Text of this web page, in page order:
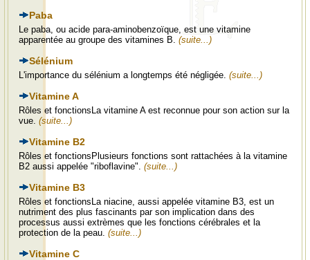
Paba
Le paba, ou acide para-aminobenzoïque, est une vitamine
apparentée au groupe des vitamines B. (suite...)
Sélénium
L'importance du sélénium a longtemps été négligée. (suite...)
Vitamine A
Rôles et fonctionsLa vitamine A est reconnue pour son action sur la
vue. (suite...)
Vitamine B2
Rôles et fonctionsPlusieurs fonctions sont rattachées à la vitamine
B2 aussi appelée "riboflavine". (suite...)
Vitamine B3
Rôles et fonctionsLa niacine, aussi appelée vitamine B3, est un
nutriment des plus fascinants par son implication dans des
processus aussi extrèmes que les fonctions cérébrales et la
protection de la peau. (suite...)
Vitamine C